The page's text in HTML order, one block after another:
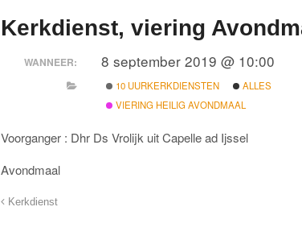
Kerkdienst, viering
WANNEER: 8 september 2019 @ 10:00
10 UURKERKDIENSTEN
ALLES
VIERING HEILIG AVONDMAAL
Voorganger : Dhr Ds Vrolijk uit Capelle ad Ijssel
Avondmaal
Kerkdienst